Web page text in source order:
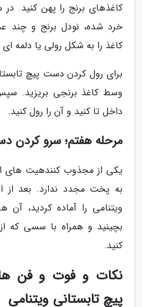
کاغذهای برنج را پهن کنید.
خرد شده، نودل برنج و چند
کاغذ را به شکل رولی یا دلمه ای
برای رول کردن دست پیچ
وسط کاغذ برنجی بریزید.
داخل تا کنید و آن را رول کنید.
مرحله هفتم؛ سرو کردن
یکی از مجذوب کنندهیت های
به پخت مجدد ندارد. بعد از
ویتنامی را آماده کردید،
بچینید و همراه با سسی که
کنید.
نکات و فوت و فن
پیچ تابستانی ویتنامی